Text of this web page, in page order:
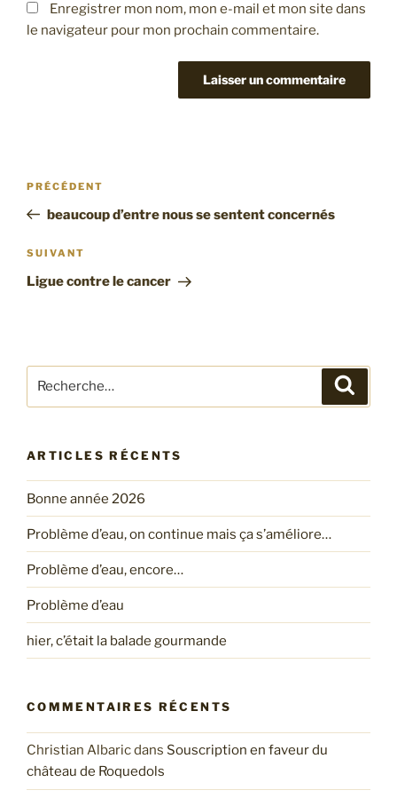
Enregistrer mon nom, mon e-mail et mon site dans
le navigateur pour mon prochain commentaire.
Navigation
l’article
Article
précédent
PRÉCÉDENT
beaucoup d’entre nous se sentent concernés
Article
suivant
SUIVANT
Ligue contre le cancer
pour
ARTICLES RÉCENTS
Bonne année 2026
Problème d’eau, on continue mais ça s’améliore…
Problème d’eau, encore…
Problème d’eau
hier, c’était la balade gourmande
COMMENTAIRES RÉCENTS
Christian Albaricdans Souscription en faveur du
château de Roquedols